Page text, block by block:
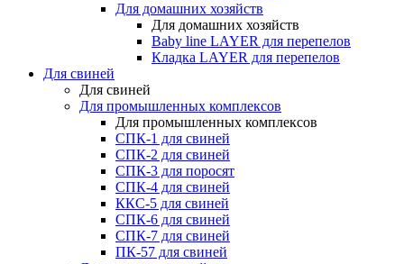
Для домашних хозяйств
Для домашних хозяйств
Baby line LAYER для перепелов
Кладка LAYER для перепелов
Для свиней
Для свиней
Для промышленных комплексов
Для промышленных комплексов
СПК-1 для свиней
СПК-2 для свиней
СПК-3 для поросят
СПК-4 для свиней
ККС-5 для свиней
СПК-6 для свиней
СПК-7 для свиней
ПК-57 для свиней